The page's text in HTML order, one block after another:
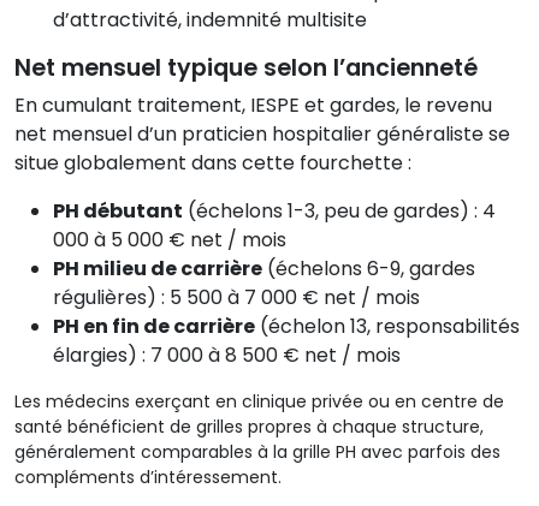
d’attractivité, indemnité multisite
Net mensuel typique selon l’ancienneté
En cumulant traitement, IESPE et gardes, le revenu
net mensuel d’un praticien hospitalier généraliste se
situe globalement dans cette fourchette :
PH débutant (échelons 1-3, peu de gardes) : 4
000 à 5 000 € net / mois
PH milieu de carrière (échelons 6-9, gardes
régulières) : 5 500 à 7 000 € net / mois
PH en fin de carrière (échelon 13, responsabilités
élargies) : 7 000 à 8 500 € net / mois
Les médecins exerçant en clinique privée ou en centre de
santé bénéficient de grilles propres à chaque structure,
généralement comparables à la grille PH avec parfois des
compléments d’intéressement.